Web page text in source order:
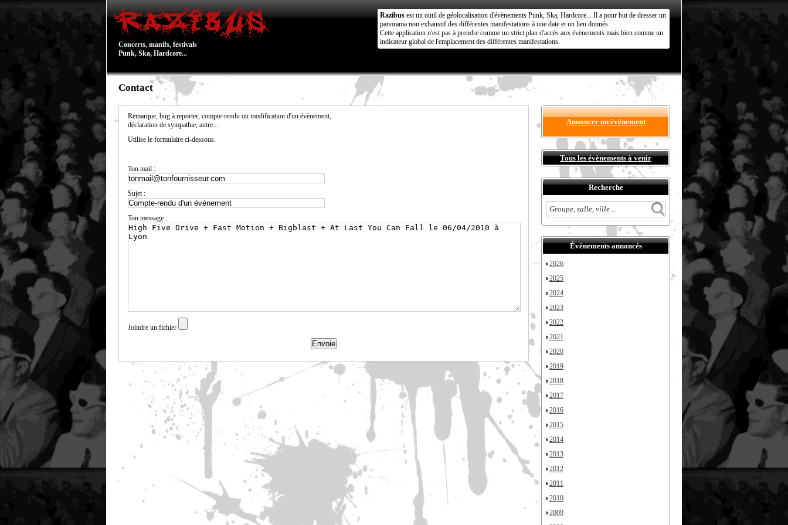
Concerts, manifs, festivals
Punk, Ska, Hardcore...
Razibus est un outil de géolocalisation d'évènements Punk, Ska, Hardcore... Il a pour but de dresser un
panorama non exhaustif des différentes manifestations à une date et un lieu donnés.
Cette application n'est pas à prendre comme un strict plan d'accès aux évènements mais bien comme un
indicateur global de l'emplacement des différentes manifestations.
Contact
Remarque, bug à reporter, compte-rendu ou modification d'un évènement,
déclaration de sympathie, autre...
Utilise le formulaire ci-dessous.
Ton mail :
Sujet :
Ton message :
Joindre un fichier
Annoncer un évènement
Tous les évènements à venir
Recherche
Évènements annoncés
2026
2025
2024
2023
2022
2021
2020
2019
2018
2017
2016
2015
2014
2013
2012
2011
2010
2009